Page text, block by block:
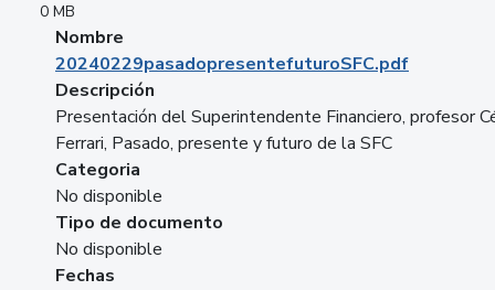
0 MB
Nombre
20240229pasadopresentefuturoSFC.pdf
Descripción
Presentación del Superintendente Financiero, profesor
Ferrari, Pasado, presente y futuro de la SFC
Categoria
No disponible
Tipo de documento
No disponible
Fechas